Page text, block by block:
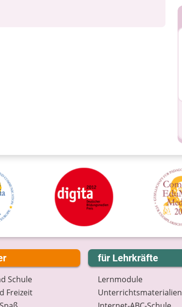
Schule
Freizeit
für Lehrkräfte
Lernmodule
Unterrichts­materialien